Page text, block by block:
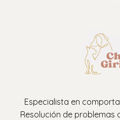
Especialista en
Resolución de problemas